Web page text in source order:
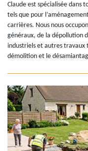
Claude est spécialisée dans
tels que pour
carrières. Nous nous
généraux, de la dépollution
industriels et autres travaux
démolition et le